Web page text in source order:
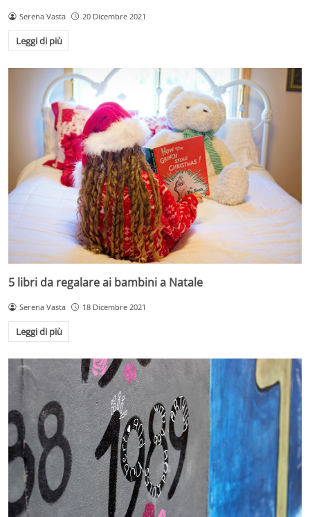
Serena Vasta 20 Dicembre 2021
Leggi di più
5 libri da regalare ai bambini a Natale
Serena Vasta 18 Dicembre 2021
Leggi di più